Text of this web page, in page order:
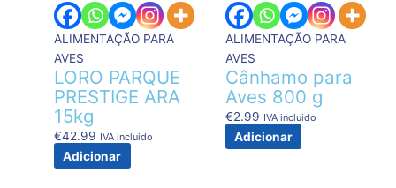
ALIMENTAÇÃO PARA
AVES
LORO PARQUE
PRESTIGE ARA
15kg
€42.99 IVA incluido
Adicionar
ALIMENTAÇÃO PARA
AVES
Cânhamo para
Aves 800 g
€2.99 IVA incluido
Adicionar